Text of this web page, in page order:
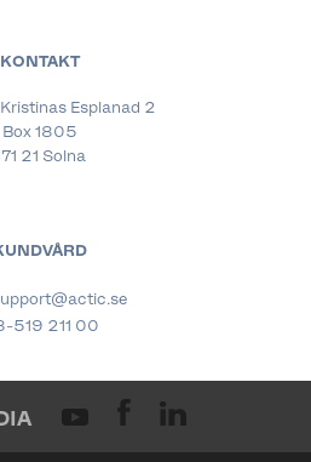
KONTAKT
Esplanad 2
Box 1805
21 Solna
519 211 00